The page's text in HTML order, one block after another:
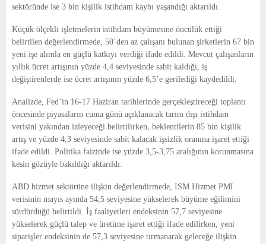
sektöründe ise 3 bin kişilik istihdam kaybı yaşandığı aktarıldı.
Küçük ölçekli işletmelerin istihdam büyümesine öncülük ettiği
belirtilen değerlendirmede, 50’den az çalışanı bulunan şirketlerin 67 bin
yeni işe alımla en güçlü katkıyı verdiği ifade edildi. Mevcut çalışanların
yıllık ücret artışının yüzde 4,4 seviyesinde sabit kaldığı, iş
değiştirenlerde ise ücret artışının yüzde 6,5’e gerilediği kaydedildi.
Analizde, Fed’in 16-17 Haziran tarihlerinde gerçekleştireceği toplantı
öncesinde piyasaların cuma günü açıklanacak tarım dışı istihdam
verisini yakından izleyeceği belirtilirken, beklentilerin 85 bin kişilik
artış ve yüzde 4,3 seviyesinde sabit kalacak işsizlik oranına işaret ettiği
ifade edildi. Politika faizinde ise yüzde 3,5-3,75 aralığının korunmasına
kesin gözüyle bakıldığı aktarıldı.
ABD hizmet sektörüne ilişkin değerlendirmede, ISM Hizmet PMI
verisinin mayıs ayında 54,5 seviyesine yükselerek büyüme eğilimini
sürdürdüğü belirtildi. İş faaliyetleri endeksinin 57,7 seviyesine
yükselerek güçlü talep ve üretime işaret ettiği ifade edilirken, yeni
siparişler endeksinin de 57,3 seviyesine tırmanarak geleceğe ilişkin